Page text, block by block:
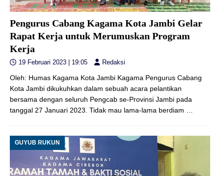
Pengurus Cabang Kagama Kota Jambi Gelar
Rapat Kerja untuk Merumuskan Program
Kerja
19 Februari 2023 | 19:05 Redaksi
Oleh: Humas Kagama Kota Jambi Kagama Pengurus Cabang
Kota Jambi dikukuhkan dalam sebuah acara pelantikan
bersama dengan seluruh Pengcab se-Provinsi Jambi pada
tanggal 27 Januari 2023. Tidak mau lama-lama berdiam …
GUYUB RUKUN